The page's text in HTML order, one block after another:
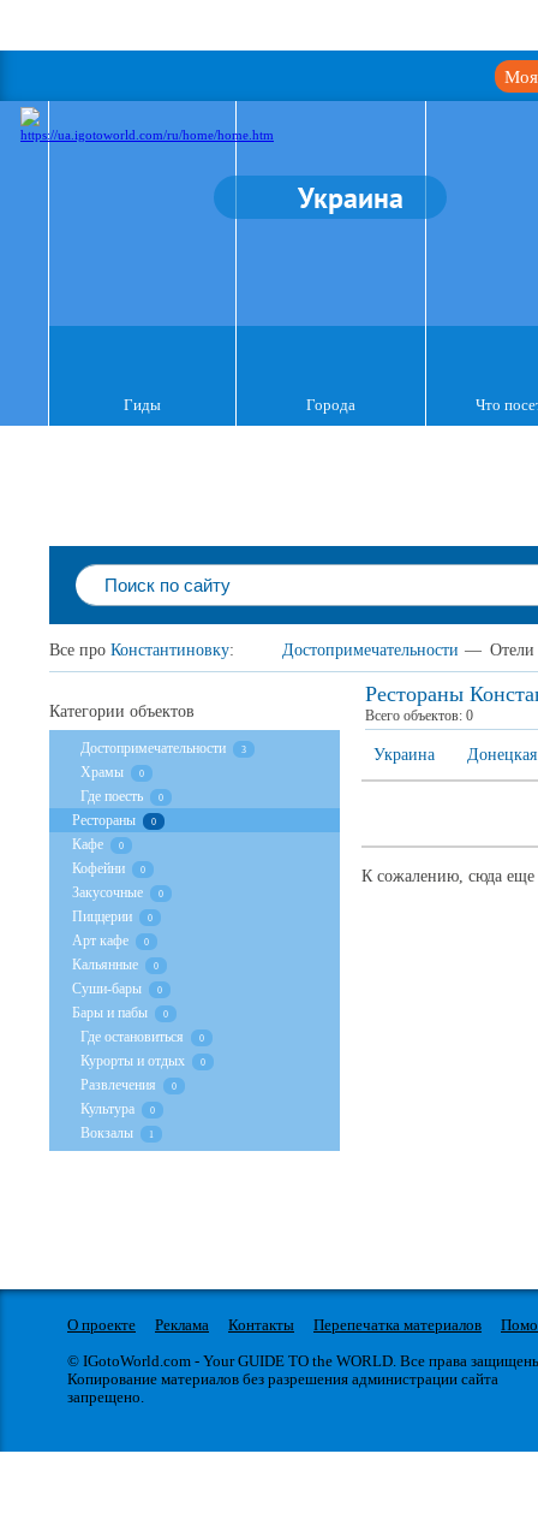
Моя
Украина
Гиды Города Что
Все про Константиновку: Достопримечательности — Отели
Рестораны
Всего объектов: 0
Украина Донецкая
К сожалению, сюда еще
Категории объектов
Достопримечательности 3
Храмы 0
Где поесть 0
Рестораны 0
Кафе 0
Кофейни 0
Закусочные 0
Пиццерии 0
Арт кафе 0
Кальянные 0
Суши-бары 0
Бары и пабы 0
Где остановиться 0
Курорты и отдых 0
Развлечения 0
Культура 0
Вокзалы 1
О проекте Реклама Контакты Перепечатка материалов
© IGotoWorld.com - Your GUIDE TO the WORLD. Все права
Копирование материалов без разрешения администрации сайта
запрещено.